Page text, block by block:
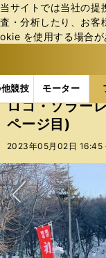
当サイトでは当社の提
査・分析したり、お客
okie を使⽤する場合
競技 モーター
b
ス
ポ
ル
ー
バ
フォトギャラ
ロコ・ソラー
ページ目)
2023年05月02日 16:45
次へ